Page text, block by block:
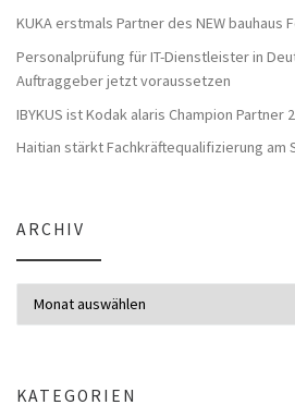
KUKA erstmals Partner des NEW bauhaus
Personalprüfung für IT-Dienstleister in
Auftraggeber jetzt voraussetzen
IBYKUS ist Kodak alaris Champion Partner
Haitian stärkt Fachkräftequalifizierung am
ARCHIV
KATEGORIEN